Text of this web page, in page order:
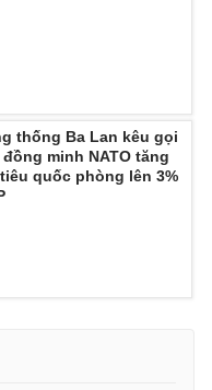
thống Ba Lan kêu gọi
minh NATO tăng
quốc phòng lên 3%